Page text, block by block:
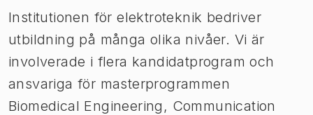
Institutionen för elektroteknik bedriver
utbildning på många olika nivåer. Vi är
involverade i flera kandidatprogram och
ansvariga för masterprogrammen
Biomedical Engineering, Communication